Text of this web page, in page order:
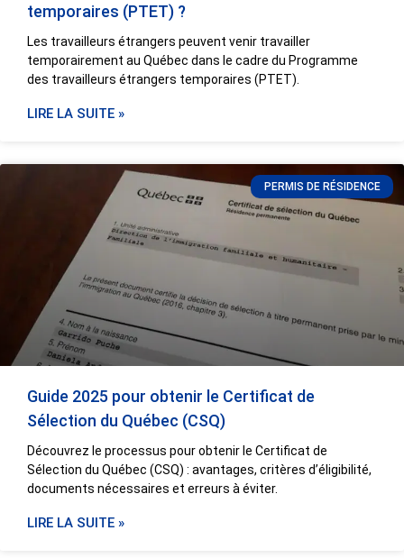
temporaires (PTET) ?
Les travailleurs étrangers peuvent venir travailler
temporairement au Québec dans le cadre du Programme
des travailleurs étrangers temporaires (PTET).
LIRE LA SUITE »
PERMIS DE RÉSIDENCE
Guide 2025 pour obtenir le Certificat de
Sélection du Québec (CSQ)
Découvrez le processus pour obtenir le Certificat de
Sélection du Québec (CSQ) : avantages, critères d’éligibilité,
documents nécessaires et erreurs à éviter.
LIRE LA SUITE »